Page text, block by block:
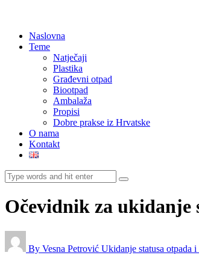
Naslovna
Teme
Natječaji
Plastika
Građevni otpad
Biootpad
Ambalaža
Propisi
Dobre prakse iz Hrvatske
O nama
Kontakt
Očevidnik za ukidanje
By Vesna Petrović Ukidanje statusa otpada